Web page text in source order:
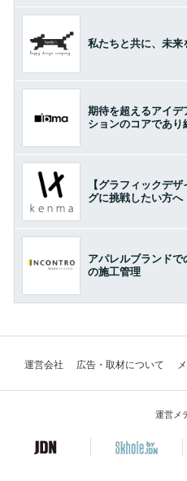
私たちと共に、未来
期待を超えるアイデ
ションのコアであり
【グラフィックデ
グに挑戦したい方へ
アパレルブランド
の施工管理
運営会社 広告・取材について
運営メ